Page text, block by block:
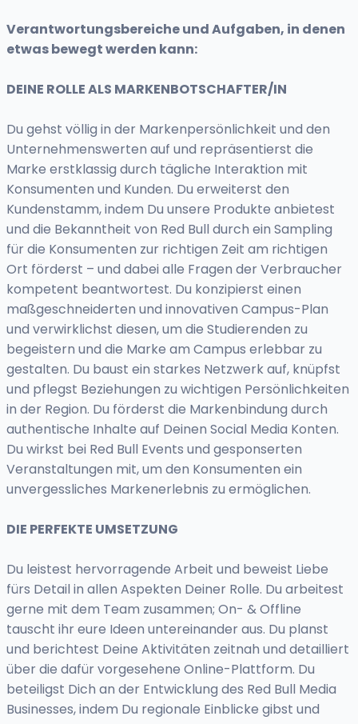
Verantwortungsbereiche und Aufgaben, in denen
etwas bewegt werden kann:
DEINE ROLLE ALS MARKENBOTSCHAFTER/IN
Du gehst völlig in der Markenpersönlichkeit und den
Unternehmenswerten auf und repräsentierst die
Marke erstklassig durch tägliche Interaktion mit
Konsumenten und Kunden. Du erweiterst den
Kundenstamm, indem Du unsere Produkte anbietest
und die Bekanntheit von Red Bull durch ein Sampling
für die Konsumenten zur richtigen Zeit am richtigen
Ort förderst – und dabei alle Fragen der Verbraucher
kompetent beantwortest. Du konzipierst einen
maßgeschneiderten und innovativen Campus-Plan
und verwirklichst diesen, um die Studierenden zu
begeistern und die Marke am Campus erlebbar zu
gestalten. Du baust ein starkes Netzwerk auf, knüpfst
und pflegst Beziehungen zu wichtigen Persönlichkeiten
in der Region. Du förderst die Markenbindung durch
authentische Inhalte auf Deinen Social Media Konten.
Du wirkst bei Red Bull Events und gesponserten
Veranstaltungen mit, um den Konsumenten ein
unvergessliches Markenerlebnis zu ermöglichen.
DIE PERFEKTE UMSETZUNG
Du leistest hervorragende Arbeit und beweist Liebe
fürs Detail in allen Aspekten Deiner Rolle. Du arbeitest
gerne mit dem Team zusammen; On- & Offline
tauscht ihr eure Ideen untereinander aus. Du planst
und berichtest Deine Aktivitäten zeitnah und detailliert
über die dafür vorgesehene Online-Plattform. Du
beteiligst Dich an der Entwicklung des Red Bull Media
Businesses, indem Du regionale Einblicke gibst und